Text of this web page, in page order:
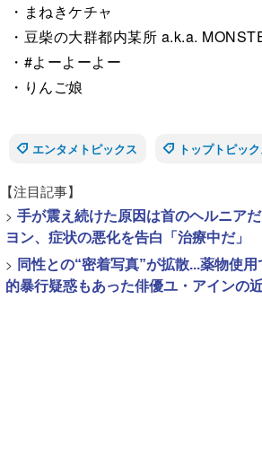
・まねきケチャ
・豆柴の大群都内某所 a.k.a.
・#よーよーよー
・りんご娘
エンタメトピックス
トップトピッ
【注目記事】
> 手が震え続けた原因は首のヘルニア
ヨン、症状の悪化を告白「治療中だ」
> 同性との“密着写真”が拡散...薬物使
的暴行疑惑もあった俳優ユ・アインの